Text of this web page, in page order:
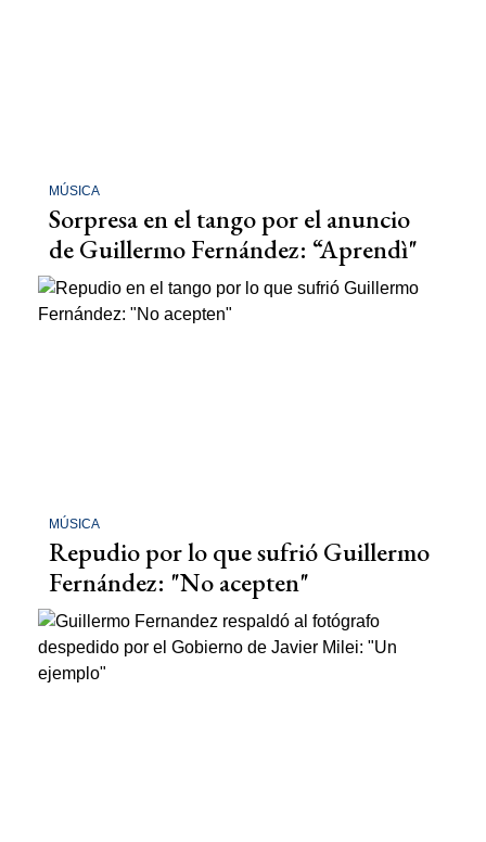
MÚSICA
Sorpresa en el tango por el anuncio
de Guillermo Fernández: “Aprendì"
MÚSICA
Repudio por lo que sufrió Guillermo
Fernández: "No acepten"